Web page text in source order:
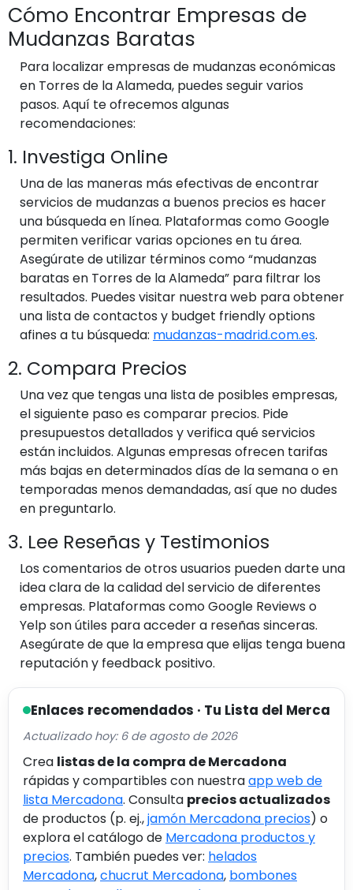
Cómo Encontrar Empresas de
Mudanzas Baratas
Para localizar empresas de mudanzas económicas
en Torres de la Alameda, puedes seguir varios
pasos. Aquí te ofrecemos algunas
recomendaciones:
1. Investiga Online
Una de las maneras más efectivas de encontrar
servicios de mudanzas a buenos precios es hacer
una búsqueda en línea. Plataformas como Google
permiten verificar varias opciones en tu área.
Asegúrate de utilizar términos como “mudanzas
baratas en Torres de la Alameda” para filtrar los
resultados. Puedes visitar nuestra web para obtener
una lista de contactos y budget friendly options
afines a tu búsqueda: mudanzas-madrid.com.es.
2. Compara Precios
Una vez que tengas una lista de posibles empresas,
el siguiente paso es comparar precios. Pide
presupuestos detallados y verifica qué servicios
están incluidos. Algunas empresas ofrecen tarifas
más bajas en determinados días de la semana o en
temporadas menos demandadas, así que no dudes
en preguntarlo.
3. Lee Reseñas y Testimonios
Los comentarios de otros usuarios pueden darte una
idea clara de la calidad del servicio de diferentes
empresas. Plataformas como Google Reviews o
Yelp son útiles para acceder a reseñas sinceras.
Asegúrate de que la empresa que elijas tenga buena
reputación y feedback positivo.
Enlaces recomendados · Tu Lista del Merca
Actualizado hoy: 6 de agosto de 2026
Crea listas de la compra de Mercadona
rápidas y compartibles con nuestraapp web de
lista Mercadona. Consulta precios actualizados
de productos (p. ej.,jamón Mercadona precios) o
explora el catálogo de Mercadona productos y
precios. También puedes ver: helados
Mercadona,chucrut Mercadona, bombones